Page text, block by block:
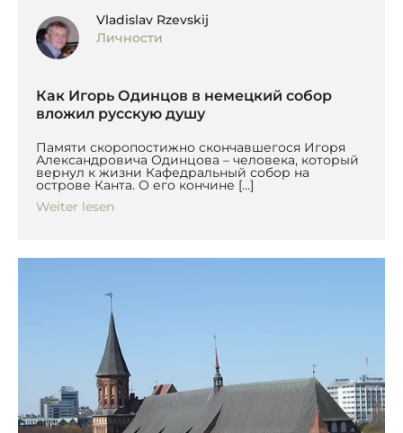
Vladislav Rzevskij
Личности
Как Игорь Одинцов в немецкий собор
вложил русскую душу
Памяти скоропостижно скончавшегося Игоря
Александровича Одинцова – человека, который
вернул к жизни Кафедральный собор на
острове Канта. О его кончине […]
Weiter lesen